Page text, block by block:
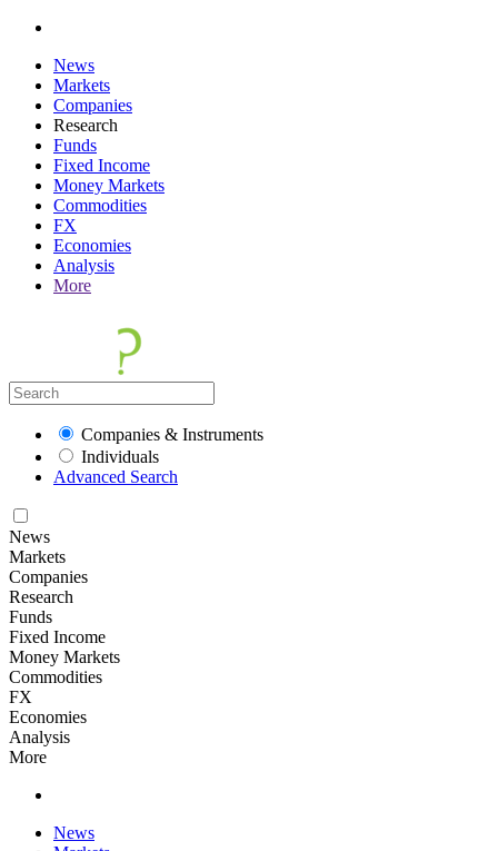
News
Markets
Companies
Research
Funds
Fixed Income
Money Markets
Commodities
FX
Economies
Analysis
More
Companies & Instruments
Individuals
Advanced Search
News
Markets
Companies
Research
Funds
Fixed Income
Money Markets
Commodities
FX
Economies
Analysis
More
News